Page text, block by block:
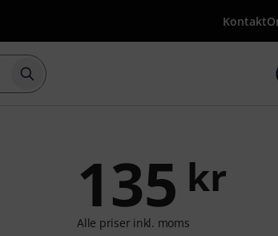
Kontakt
Start søgning med søgeord {searchTerm}
135 kr
Alle priser inkl. moms